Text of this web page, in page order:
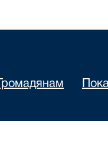
Громадянам